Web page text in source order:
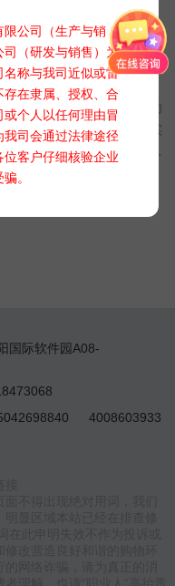
公司（生产与销
（研发与销售）为
称与我司近似或雷
在隶属、授权、合
个人以任何理由冒
司会通过法律途径
客户仔细核验企业
。
象监测
设计的一款综合观测自动
数据分析系统，它能够实
度、湿度、风速风向、气
气象数据、也可以测量
野外探险，车载气象站都
国际软件园A08-
4008603933